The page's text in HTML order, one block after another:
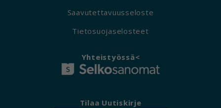
Saavutettavuusseloste
Tietosuojaselosteet
Yhteistyössä<
Tilaa Uutiskirje